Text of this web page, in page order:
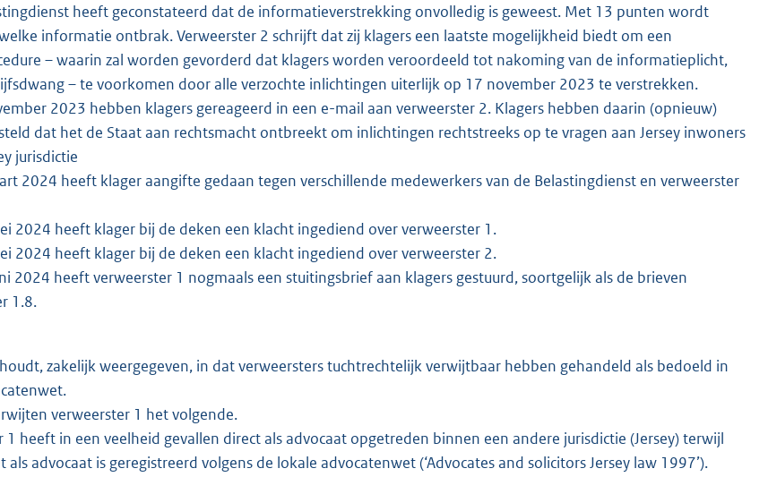
heeft geconstateerd dat de informatieverstrekking onvolledig is geweest. Met 13 punten wordt
informatie ontbrak. Verweerster 2 schrijft dat zij klagers een laatste mogelijkheid biedt om een
– waarin zal worden gevorderd dat klagers worden veroordeeld tot nakoming van de informatieplicht,
– te voorkomen door alle verzochte inlichtingen uiterlijk op 17 november 2023 te verstrekken.
2023 hebben klagers gereageerd in een e-mail aan verweerster 2. Klagers hebben daarin (opnieuw)
dat het de Staat aan rechtsmacht ontbreekt om inlichtingen rechtstreeks op te vragen aan Jersey inwoners
jurisdictie
2024 heeft klager aangifte gedaan tegen verschillende medewerkers van de Belastingdienst en verweerster
2024 heeft klager bij de deken een klacht ingediend over verweerster 1.
2024 heeft klager bij de deken een klacht ingediend over verweerster 2.
2024 heeft verweerster 1 nogmaals een stuitingsbrief aan klagers gestuurd, soortgelijk als de brieven
1.8.
zakelijk weergegeven, in dat verweersters tuchtrechtelijk verwijtbaar hebben gehandeld als bedoeld in
verweerster 1 het volgende.
heeft in een veelheid gevallen direct als advocaat opgetreden binnen een andere jurisdictie (Jersey) terwijl
als advocaat is geregistreerd volgens de lokale advocatenwet (‘Advocates and solicitors Jersey law 1997’).